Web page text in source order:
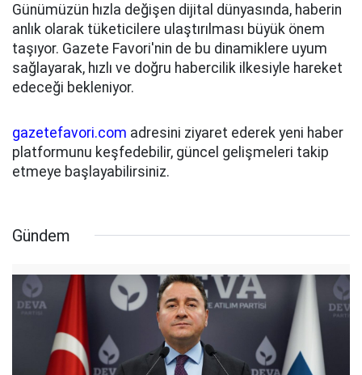
Günümüzün hızla değişen dijital dünyasında, haberin
anlık olarak tüketicilere ulaştırılması büyük önem
taşıyor. Gazete Favori'nin de bu dinamiklere uyum
sağlayarak, hızlı ve doğru habercilik ilkesiyle hareket
edeceği bekleniyor.
gazetefavori.com adresini ziyaret ederek yeni haber
platformunu keşfedebilir, güncel gelişmeleri takip
etmeye başlayabilirsiniz.
Gündem